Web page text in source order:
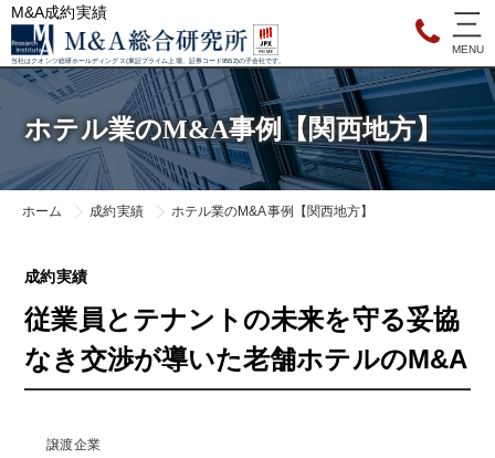
M&A成約実績
当社はクオンツ総研ホールディングス(東証プライム上場、証券コード9552)の子会社です。
ホテル業のM&A事例【関西地方】
ホーム 成約実績 ホテル業のM&A事例【関西地方】
成約実績
従業員とテナントの未来を守る妥協
なき交渉が導いた老舗ホテルのM&A
譲渡企業